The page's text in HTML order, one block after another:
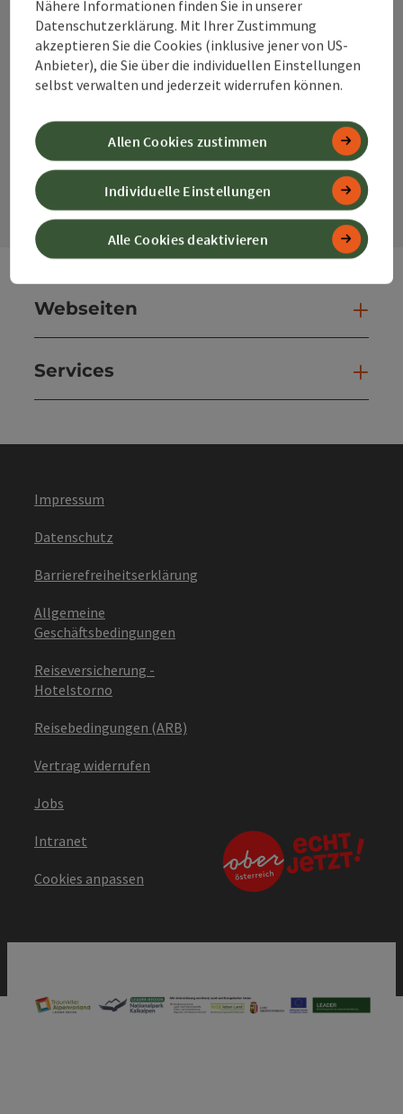
InstagramFacebookYouTube
Kontaktformular
Webseiten
Services
Impressum
Datenschutz
Barrierefreiheitserklärung
Allgemeine
Geschäftsbedingungen
Reiseversicherung -
Hotelstorno
Reisebedingungen (ARB)
Vertrag widerrufen
Jobs
Intranet
Cookies anpassen
Nähere Informationen finden Sie in unserer
Datenschutzerklärung. Mit Ihrer Zustimmung
akzeptieren Sie die Cookies (inklusive jener von US-
Anbieter), die Sie über die individuellen Einstellungen
selbst verwalten und jederzeit widerrufen können.
Alle Cookies deaktivieren
Individuelle Einstellungen
Allen Cookies zustimmen